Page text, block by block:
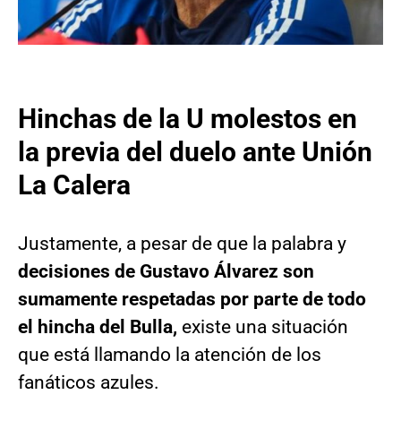
Hinchas de la U molestos en
la previa del duelo ante Unión
La Calera
Justamente, a pesar de que la palabra y
decisiones de Gustavo Álvarez son
sumamente respetadas por parte de todo
el hincha del Bulla, existe una situación
que está llamando la atención de los
fanáticos azules.